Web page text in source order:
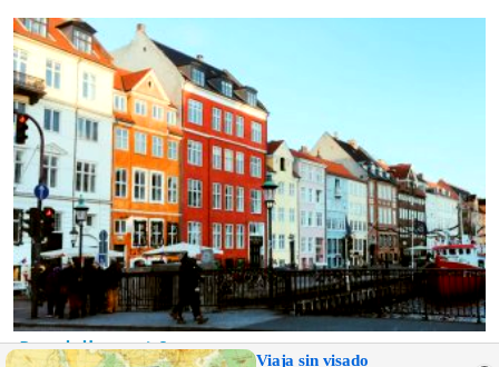
¿De verdad hacen esto?
Viaja sin visado